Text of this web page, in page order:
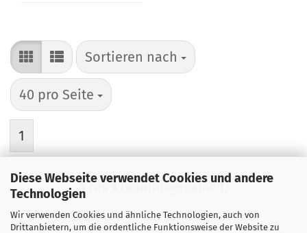
Diese Webseite verwendet Cookies und andere
Technologien
Wir verwenden Cookies und ähnliche Technologien, auch von
Drittanbietern, um die ordentliche Funktionsweise der Website zu
Sortieren nach
Sortieren nach
40 pro Seite
pro Seite
1
1bis1(von insgesamt1)